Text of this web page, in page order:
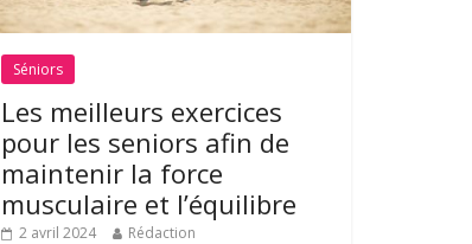
Séniors
Les meilleurs exercices
pour les seniors afin de
maintenir la force
musculaire et l’équilibre
2 avril 2024 Rédaction